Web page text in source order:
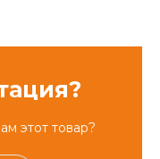
этот товар?